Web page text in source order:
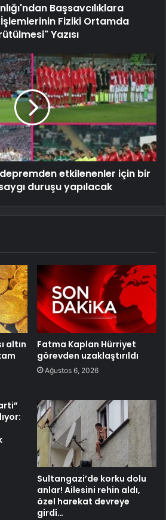
Başsavcılıklara
Fiziki Ortamda
Yazısı
depremden etkilenenler için bir
duruşu yapılacak
altın
Fatma Kaplan Hürriyet
görevden uzaklaştırıldı
Ağustos 6, 2026
Sultangazi’de korku dolu
anlar! Ailesini rehin aldı,
özel harekat devreye
girdi…